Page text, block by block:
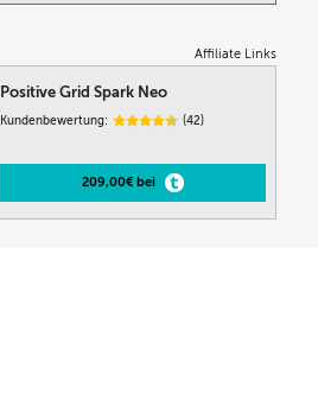
Affiliate Links
Positive Grid Spark Neo
Kundenbewertung: (42)
209,00€ bei